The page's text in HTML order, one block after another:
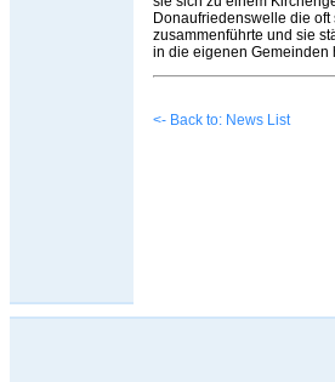
Donaufriedenswelle die
zusammenführte und sie
in die eigenen Gemeinden
<- Back to: News List